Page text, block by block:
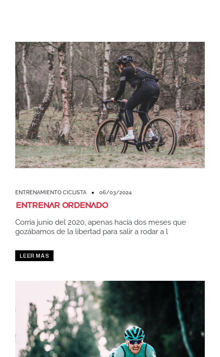
ENTRENAMIENTO CICLISTA 06/03/2024
Entrenar ordenado
Corría junio del 2020, apenas hacía dos meses que
gozábamos de la libertad para salir a rodar a l
LEER MÁS